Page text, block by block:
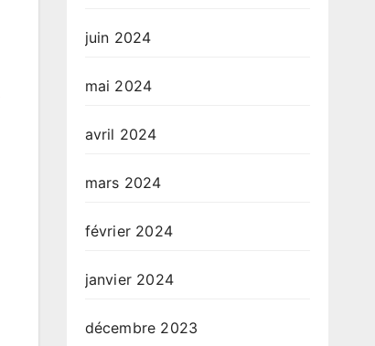
juin 2024
mai 2024
avril 2024
mars 2024
février 2024
janvier 2024
décembre 2023